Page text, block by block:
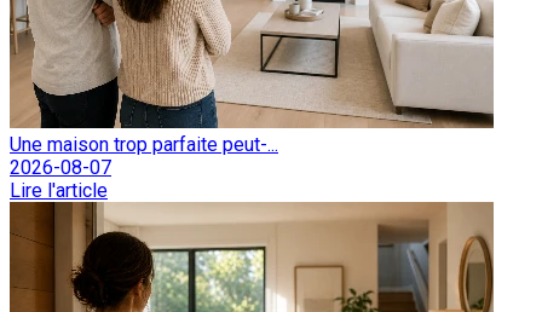
Une maison trop parfaite peut-...
2026-08-07
Lire l'article